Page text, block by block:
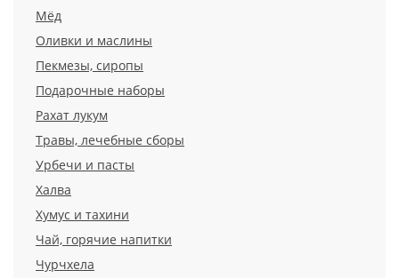
Мёд
Оливки и маслины
Пекмезы, сиропы
Подарочные наборы
Рахат лукум
Травы, лечебные сборы
Урбечи и пасты
Халва
Хумус и тахини
Чай, горячие напитки
Чурчхела